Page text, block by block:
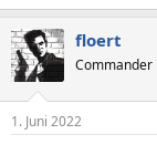
floert
Commander
1. Juni 2022